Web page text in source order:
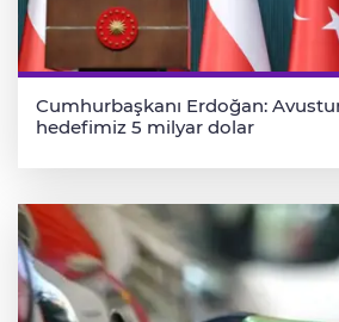
Cumhurbaşkanı Erdoğan:
hedefimiz 5 milyar dolar